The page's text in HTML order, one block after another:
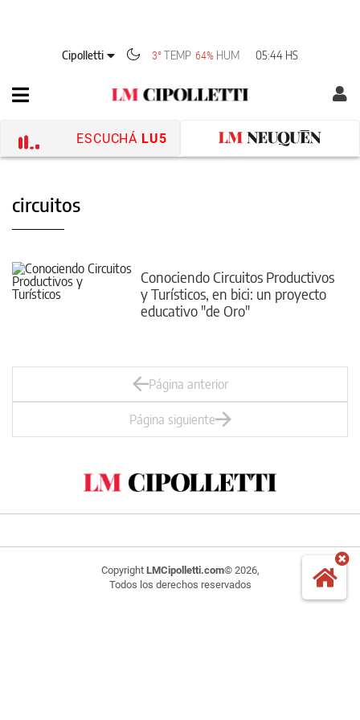
Cipolletti 3° TEMP 64% HUM 05:44 HS
ESCUCHÁ LU5
circuitos
Conociendo Circuitos Productivos
y Turísticos, en bici: un proyecto
educativo "de Oro"
Página anterior
Página siguiente
Copyright LMCipolletti.com© 2026,
Todos los derechos reservados